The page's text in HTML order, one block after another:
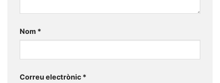
Nom *
Correu electrònic *